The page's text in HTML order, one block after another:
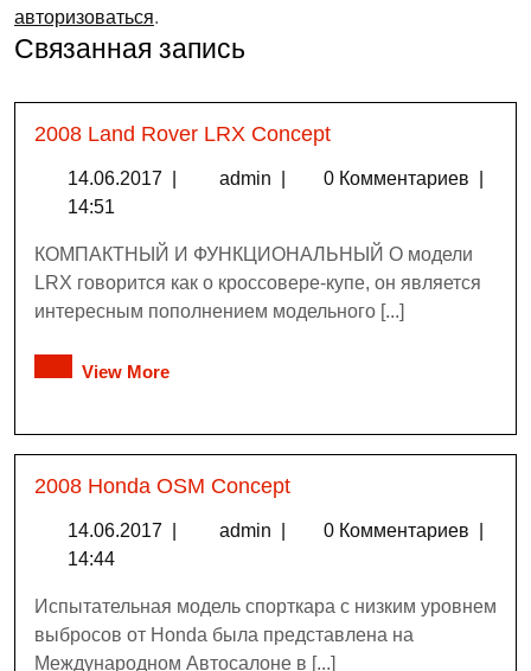
авторизоваться.
Связанная запись
2008 Land Rover LRX Concept
14.06.2017 admin 0 Комментариев
14:51
КОМПАКТНЫЙ И ФУНКЦИОНАЛЬНЫЙ О модели
LRX говорится как о кроссовере-купе, он является
интересным пополнением модельного [...]
View More
2008 Honda OSM Concept
14.06.2017 admin 0 Комментариев
14:44
Испытательная модель спорткара с низким уровнем
выбросов от Honda была представлена на
Международном Автосалоне в [...]